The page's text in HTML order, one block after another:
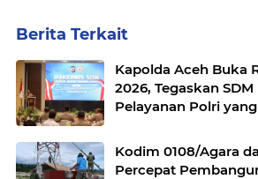
Berita Terkait
Kapolda Aceh Buka
2026, Tegaskan
Pelayanan Polri
Kodim 0108/Agara
Percepat